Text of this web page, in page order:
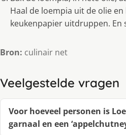
Haal de loempia uit de olie
keukenpapier uitdruppen. En
Bron: culinair net
Veelgestelde vragen
Voor hoeveel personen is
garnaal en een